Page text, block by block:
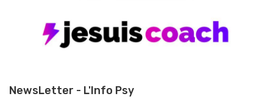
NewsLetter - L'Info Psy